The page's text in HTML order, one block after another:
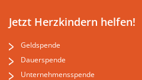
Jetzt Herzkindern helfen!
Geldspende
Dauerspende
Unternehmensspende